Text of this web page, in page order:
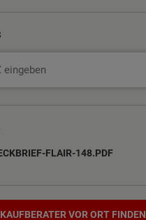
nach DIN 277
nach DIN 277
FLAIR-148.PDF
VOR ORT FINDEN